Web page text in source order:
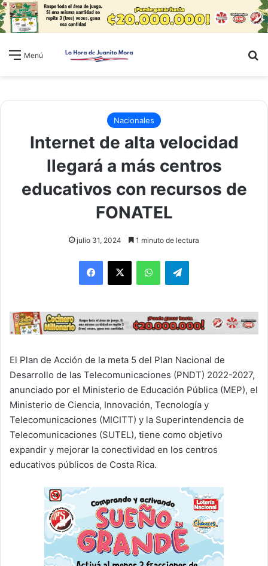
Menú
Nacionales
Internet de alta velocidad
llegará a más centros
educativos con recursos de
FONATEL
julio 31, 2024 1 minuto de lectura
WhatsAppTelegram
El Plan de Acción de la meta 5 del Plan Nacional de
Desarrollo de las Telecomunicaciones (PNDT) 2022-2027,
anunciado por el Ministerio de Educación Pública (MEP), el
Ministerio de Ciencia, Innovación, Tecnología y
Telecomunicaciones (MICITT) y la Superintendencia de
Telecomunicaciones (SUTEL), tiene como objetivo
expandir y mejorar la conectividad en los centros
educativos públicos de Costa Rica.